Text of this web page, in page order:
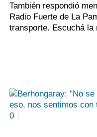
También respondió
Radio Fuerte de La
transporte. Escuchá la
0